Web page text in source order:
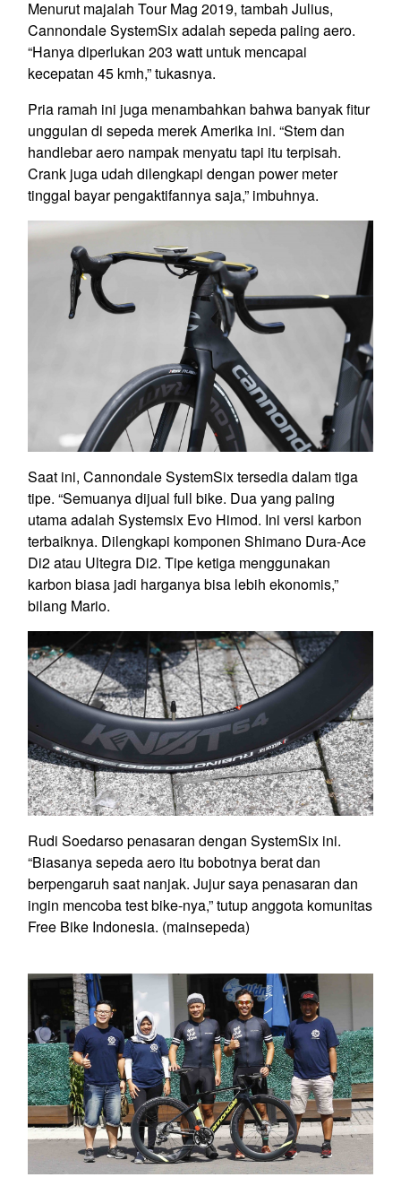
Menurut majalah Tour Mag 2019, tambah Julius,
Cannondale SystemSix adalah sepeda paling aero.
“Hanya diperlukan 203 watt untuk mencapai
kecepatan 45 kmh,” tukasnya.
Pria ramah ini juga menambahkan bahwa banyak fitur
unggulan di sepeda merek Amerika ini. “Stem dan
handlebar aero nampak menyatu tapi itu terpisah.
Crank juga udah dilengkapi dengan power meter
tinggal bayar pengaktifannya saja,” imbuhnya.
Saat ini, Cannondale SystemSix tersedia dalam tiga
tipe. “Semuanya dijual full bike. Dua yang paling
utama adalah Systemsix Evo Himod. Ini versi karbon
terbaiknya. Dilengkapi komponen Shimano Dura-Ace
Di2 atau Ultegra Di2. Tipe ketiga menggunakan
karbon biasa jadi harganya bisa lebih ekonomis,”
bilang Mario.
Rudi Soedarso penasaran dengan SystemSix ini.
“Biasanya sepeda aero itu bobotnya berat dan
berpengaruh saat nanjak. Jujur saya penasaran dan
ingin mencoba test bike-nya,” tutup anggota komunitas
Free Bike Indonesia. (mainsepeda)